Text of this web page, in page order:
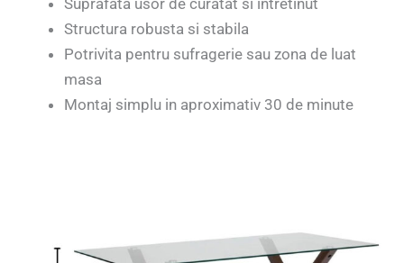
Suprafata usor de curatat si intretinut
Structura robusta si stabila
Potrivita pentru sufragerie sau zona de luat
masa
Montaj simplu in aproximativ 30 de minute